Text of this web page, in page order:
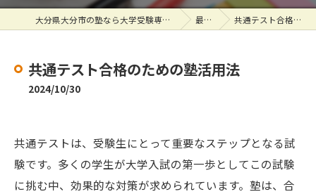
大分県大分市の塾なら大学受験専門塾 代ゼミサテライン予備校O.N.K 最新情報 共通テスト合格のための塾活用法
共通テスト合格のための塾活用法
2024/10/30
共通テストは、受験生にとって重要なステップとなる試
験です。多くの学生が大学入試の第一歩としてこの試験
に挑む中、効果的な対策が求められています。塾は、合